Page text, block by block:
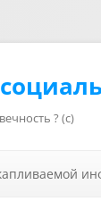
? (с)